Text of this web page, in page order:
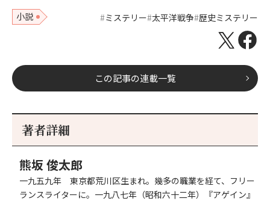
小説 ミステリー 太平洋戦争 歴史ミステリー
この記事の連載一覧
著者詳細
熊坂 俊太郎
一九五九年 東京都荒川区生まれ。幾多の職業を経て、フリー
ランスライターに。一九八七年（昭和六十二年）『アゲイン』